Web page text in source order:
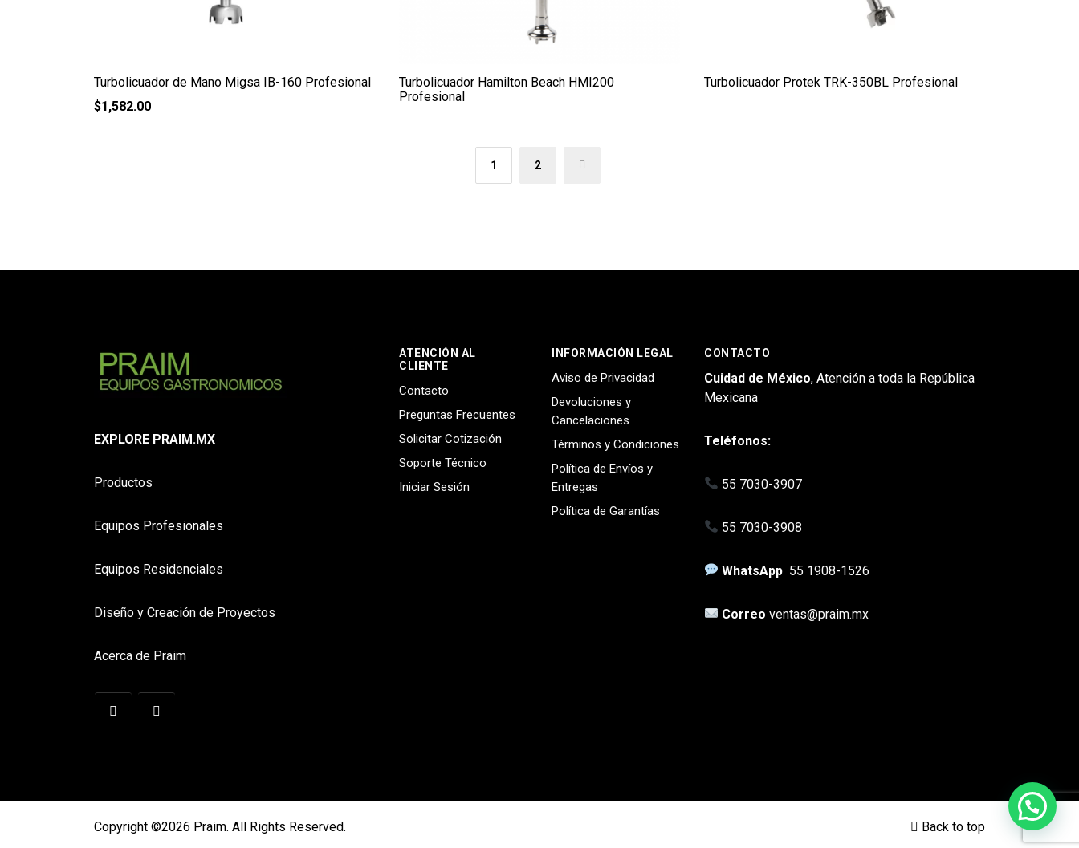
Turbolicuador de Mano Migsa IB-160 Profesional
$1,582.00
Turbolicuador Hamilton Beach HMI200
Profesional
Turbolicuador Protek TRK-350BL Profesional
1 2 →
EXPLORE PRAIM.MX
Productos
Equipos Profesionales
Equipos Residenciales
Diseño y Creación de Proyectos
Acerca de Praim
ATENCIÓN AL
CLIENTE
Contacto
Preguntas Frecuentes
Solicitar Cotización
Soporte Técnico
Iniciar Sesión
INFORMACIÓN LEGAL
Aviso de Privacidad
Devoluciones y
Cancelaciones
Términos y Condiciones
Política de Envíos y
Entregas
Política de Garantías
CONTACTO
Cuidad de México, Atención a toda la República
Mexicana
Teléfonos:
55 7030-3907
55 7030-3908
WhatsApp 55 1908-1526
Correoventas@praim.mx
Copyright ©2026 Praim. All Rights Reserved. Back to top